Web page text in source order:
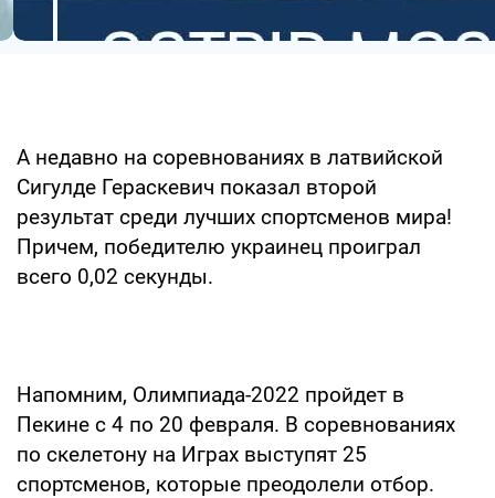
А недавно на соревнованиях в латвийской
Сигулде Гераскевич показал второй
результат среди лучших спортсменов мира!
Причем, победителю украинец проиграл
всего 0,02 секунды.
Напомним, Олимпиада-2022 пройдет в
Пекине с 4 по 20 февраля. В соревнованиях
по скелетону на Играх выступят 25
спортсменов, которые преодолели отбор.